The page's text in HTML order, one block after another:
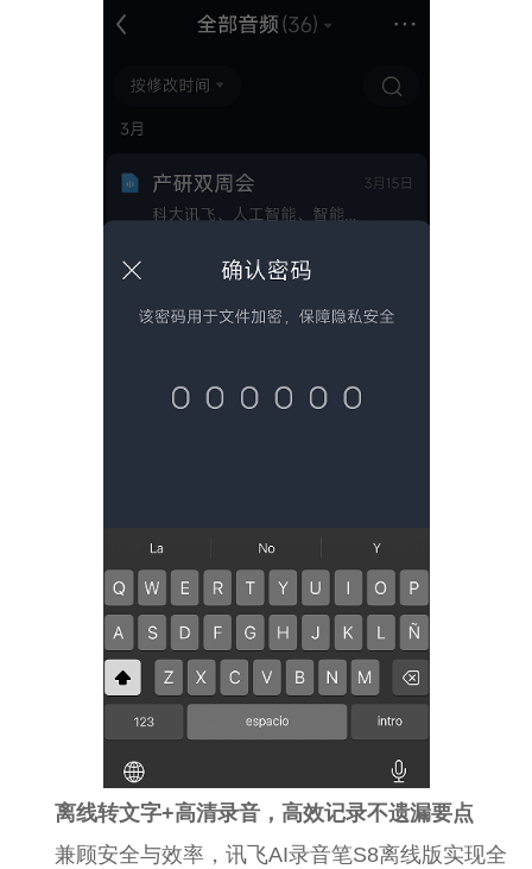
离线转文字+高清录音，高效记录不遗漏要点
兼顾安全与效率，讯飞AI录音笔S8离线版实现全